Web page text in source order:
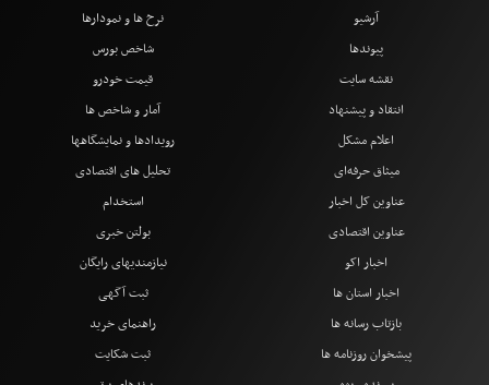
آرشیو
پیوندها
نقشه سایت
انتقاد و پیشنهاد
اعلام مشکل
میثاق حرفه‌ای
نرخ ها و نمودارها
شاخص بورس
قیمت خودرو
آمار و شاخص ها
رویدادها و نمایشگاهها
تحلیل های اقتصادی
عناوین کل اخبار
عناوین اقتصادی
اخبار اکو
اخبار استان ها
بازتاب رسانه ها
پیشخوان روزنامه ها
استخدام
بولتن خبری
نیازمندیهای رایگان
ثبت آگهی
راهنمای خرید
ثبت شکایت